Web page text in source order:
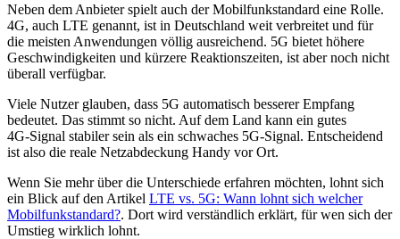
Neben dem Anbieter spielt auch der Mobilfunkstandard eine Rolle.
4G, auch LTE genannt, ist in Deutschland weit verbreitet und für
die meisten Anwendungen völlig ausreichend. 5G bietet höhere
Geschwindigkeiten und kürzere Reaktionszeiten, ist aber noch nicht
überall verfügbar.
Viele Nutzer glauben, dass 5G automatisch besserer Empfang
bedeutet. Das stimmt so nicht. Auf dem Land kann ein gutes
4G‑Signal stabiler sein als ein schwaches 5G‑Signal. Entscheidend
ist also die reale Netzabdeckung Handy vor Ort.
Wenn Sie mehr über die Unterschiede erfahren möchten, lohnt sich
ein Blick auf den Artikel LTE vs. 5G: Wann lohnt sich welcher
Mobilfunkstandard?. Dort wird verständlich erklärt, für wen sich der
Umstieg wirklich lohnt.